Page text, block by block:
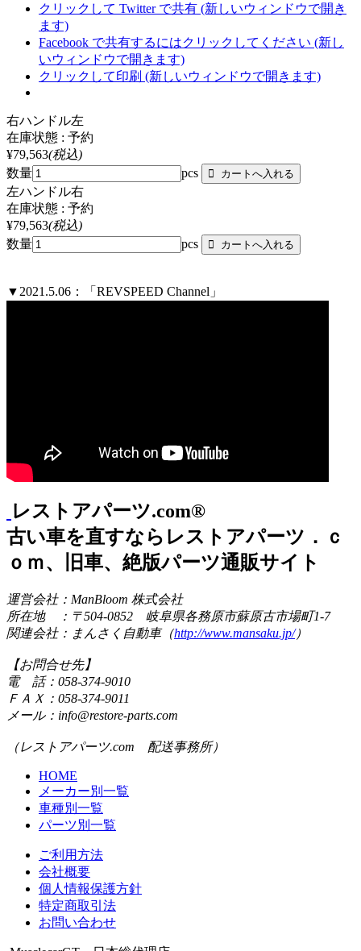
クリックして Twitter で共有 (新しいウィンドウで開き
ます)
Facebook で共有するにはクリックしてください (新し
いウィンドウで開きます)
クリックして印刷 (新しいウィンドウで開きます)
右ハンドル左
在庫状態 : 予約
¥79,563(税込)
数量
pcs
左ハンドル右
在庫状態 : 予約
¥79,563(税込)
数量
pcs
▼2021.5.06：「REVSPEED Channel」
レストアパーツ.com®
古い車を直すならレストアパーツ．ｃ
ｏｍ、旧車、絶版パーツ通販サイト
運営会社：ManBloom 株式会社
所在地 ：〒504-0852 岐阜県各務原市蘇原古市場町1-7
関連会社：まんさく自動車（http://www.mansaku.jp/）
【お問合せ先】
電 話：058-374-9010
ＦＡＸ：058-374-9011
メール：info@restore-parts.com
（レストアパーツ.com 配送事務所）
HOME
メーカー別一覧
車種別一覧
パーツ別一覧
ご利用方法
会社概要
個人情報保護方針
特定商取引法
お問い合わせ